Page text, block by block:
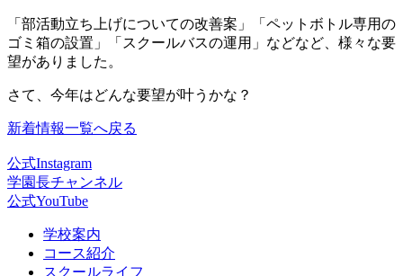
「部活動立ち上げについての改善案」「ペットボトル専用の
ゴミ箱の設置」「スクールバスの運用」などなど、様々な要
望がありました。
さて、今年はどんな要望が叶うかな？
新着情報一覧へ戻る
公式Instagram
学園長チャンネル
公式YouTube
学校案内
コース紹介
スクールライフ